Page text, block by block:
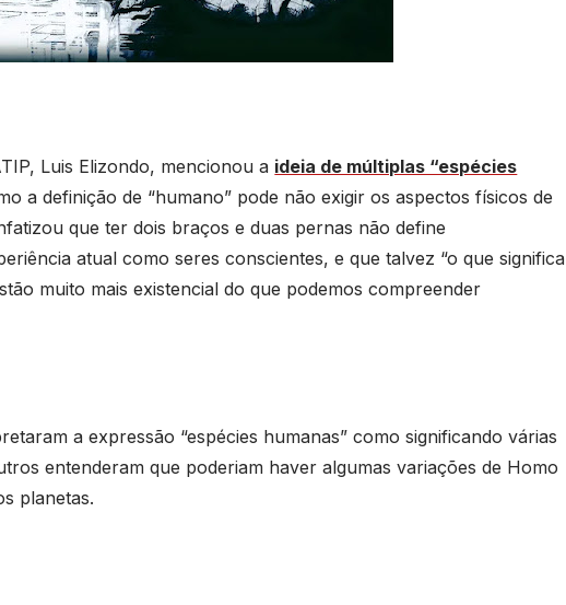
Luis Elizondo, mencionou a ideia de múltiplas “espécies
a definição de “humano” pode não exigir os aspectos físicos de
que ter dois braços e duas pernas não define
atual como seres conscientes, e que talvez “o que significa
muito mais existencial do que podemos compreender
a expressão “espécies humanas” como significando várias
entenderam que poderiam haver algumas variações de Homo
planetas.